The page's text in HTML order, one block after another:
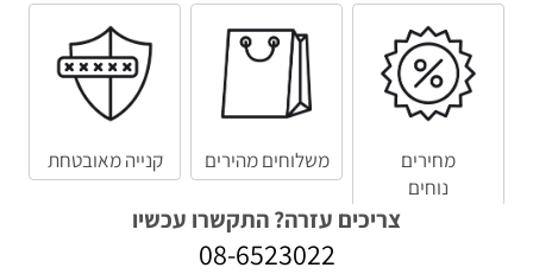
מחירים
נוחים
משלוחים מהירים קנייה מאובטחת
צריכים עזרה? התקשרו עכשיו
08-6523022